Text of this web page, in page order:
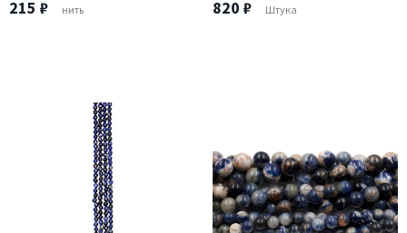
215 ₽ нить 820 ₽ Штука